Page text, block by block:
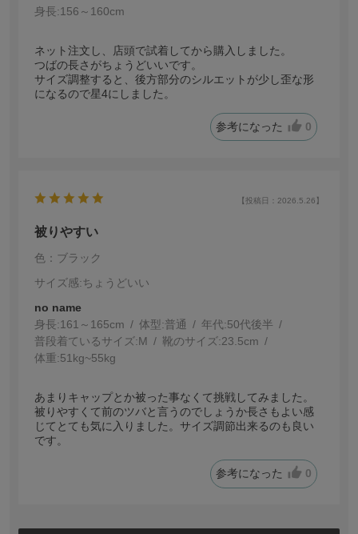
身長:156～160cm
ネット注文し、店頭で試着してから購入しました。
つばの長さがちょうどいいです。
サイズ調整すると、後方部分のシルエットが少し歪な形
になるので星4にしました。
参考になった 0
【投稿日：2026.5.26】
被りやすい
色：ブラック
サイズ感:ちょうどいい
no name
身長:161～165cm 体型:普通 年代:50代後半
普段着ているサイズ:M 靴のサイズ:23.5cm
体重:51kg~55kg
あまりキャップとか被った事なくて挑戦してみました。
被りやすくて前のツバと言うのでしょうか長さもよい感
じてとても気に入りました。サイズ調節出来るのも良い
です。
参考になった 0